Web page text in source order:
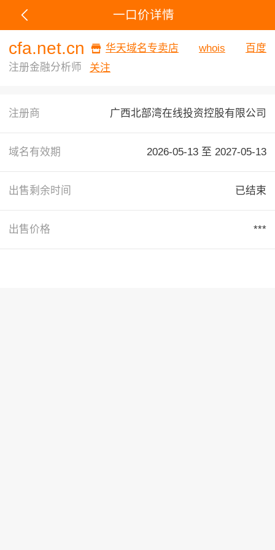
一口价详情
cfa.net.cn
注册金融分析师
华天域名专卖店 whois
百度
关注
注册商 广西北部湾在线投资控股有限公司
域名有效期 2026-05-13 至 2027-05-13
出售剩余时间 已结束
出售价格 ***